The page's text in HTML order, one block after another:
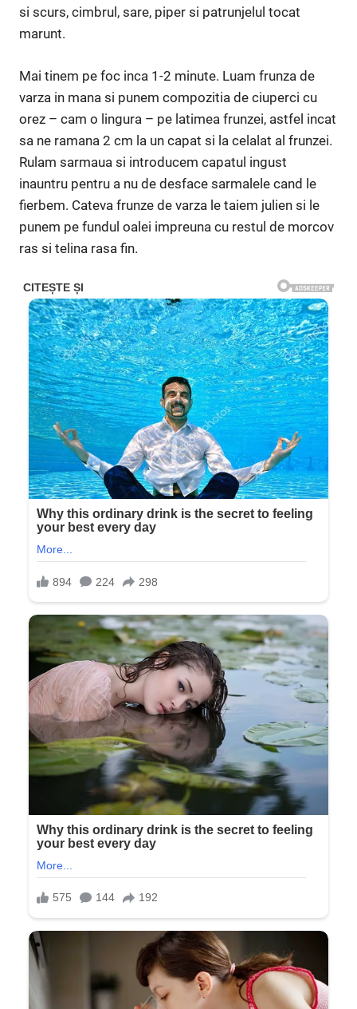
si scurs, cimbrul, sare, piper si patrunjelul tocat
marunt.
Mai tinem pe foc inca 1-2 minute. Luam frunza de
varza in mana si punem compozitia de ciuperci cu
orez – cam o lingura – pe latimea frunzei, astfel incat
sa ne ramana 2 cm la un capat si la celalat al frunzei.
Rulam sarmaua si introducem capatul ingust
inauntru pentru a nu de desface sarmalele cand le
fierbem. Cateva frunze de varza le taiem julien si le
punem pe fundul oalei impreuna cu restul de morcov
ras si telina rasa fin.